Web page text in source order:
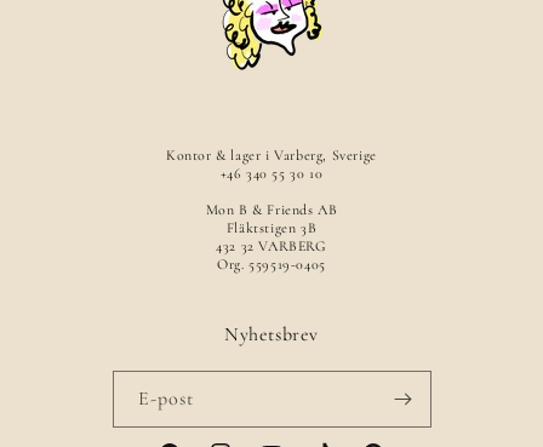
Kontor & lager i Varberg, Sverige
+46 340 55 30 10
Mon B & Friends AB
Fläktstigen 3B
432 32 VARBERG
Org. 559519-0405
Nyhetsbrev
E-post